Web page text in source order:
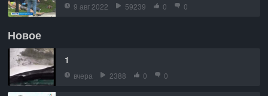
9 авг 2022 59239 0 0
Новое
1
вчера 2388 0 0